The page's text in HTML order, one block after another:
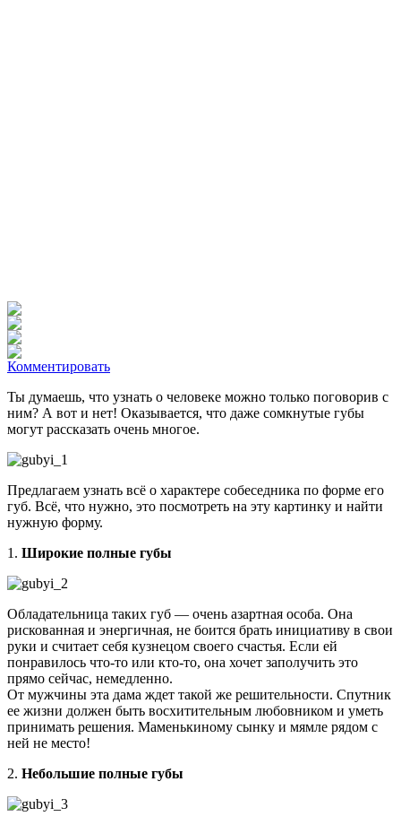
Комментировать
Ты думаешь, что узнать о человеке можно только поговорив с
ним? А вот и нет! Оказывается, что даже сомкнутые губы
могут рассказать очень многое.
Предлагаем узнать всё о характере собеседника по форме его
губ. Всё, что нужно, это посмотреть на эту картинку и найти
нужную форму.
1. Широкие полные губы
Обладательница таких губ — очень азартная особа. Она
рискованная и энергичная, не боится брать инициативу в свои
руки и считает себя кузнецом своего счастья. Если ей
понравилось что-то или кто-то, она хочет заполучить это
прямо сейчас, немедленно.
От мужчины эта дама ждет такой же решительности. Спутник
ее жизни должен быть восхитительным любовником и уметь
принимать решения. Маменькиному сынку и мямле рядом с
ней не место!
2. Небольшие полные губы